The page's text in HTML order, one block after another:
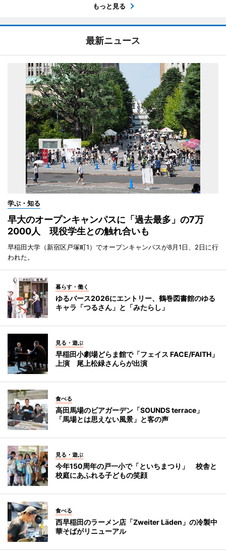
もっと見る
最新ニュース
学ぶ・知る
早大のオープンキャンパスに「過去最多」の7万
2000人 現役学生との触れ合いも
早稲田大学（新宿区戸塚町1）でオープンキャンパスが8月1日、2日に行
われた。
暮らす・働く
ゆるバース2026にエントリー、鶴巻図書館のゆる
キャラ「つるさん」と「みたらし」
見る・遊ぶ
早稲田小劇場どらま館で「フェイス FACE/FAITH」
上演 尾上松緑さんらが出演
食べる
高田馬場のビアガーデン「SOUNDS terrace」
「馬場とは思えない風景」と客の声
見る・遊ぶ
今年150周年の戸一小で「といちまつり」 校舎と
校庭にあふれる子どもの笑顔
食べる
西早稲田のラーメン店「Zweiter Läden」の冷製中
華そばがリニューアル